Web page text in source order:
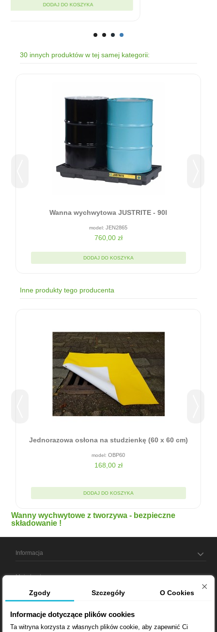
DODAJ DO KOSZYKA
30 innych produktów w tej samej kategorii:
Wanna wychwytowa JUSTRITE - 90l
JEN2865
760,00 zł
DODAJ DO KOSZYKA
Inne produkty tego producenta
Jednorazowa osłona na studzienkę (60 x 60 cm)
OBP60
168,00 zł
DODAJ DO KOSZYKA
Wanny wychwytowe z tworzywa - bezpieczne
składowanie !
Informacja
Moje konto
Informacja o sklepie
Zgody Szczegóły O Cookies
Informacje dotyczące plików cookies
Ta witryna korzysta z własnych plików cookie, aby zapewnić Ci